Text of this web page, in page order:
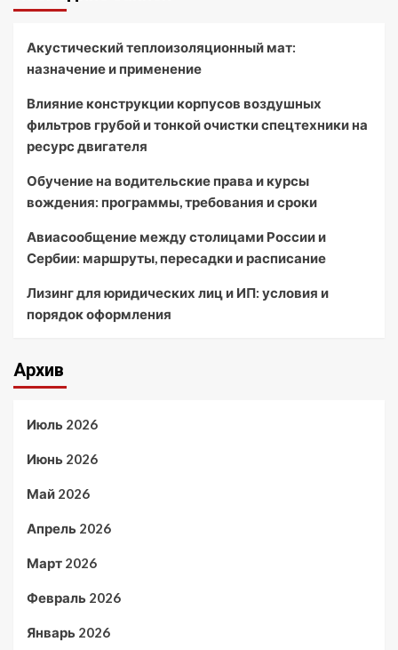
Акустический теплоизоляционный мат:
назначение и применение
Влияние конструкции корпусов воздушных
фильтров грубой и тонкой очистки спецтехники на
ресурс двигателя
Обучение на водительские права и курсы
вождения: программы, требования и сроки
Авиасообщение между столицами России и
Сербии: маршруты, пересадки и расписание
Лизинг для юридических лиц и ИП: условия и
порядок оформления
Архив
Июль 2026
Июнь 2026
Май 2026
Апрель 2026
Март 2026
Февраль 2026
Январь 2026